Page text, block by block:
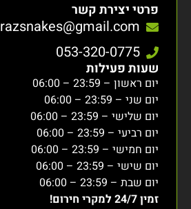
פרטי יצירת קשר
razsnakes@gmail.com
053-320-0775
שעות פעילות
יום ראשון – 23:59 – 06:00
יום שני – 23:59 – 06:00
יום שלישי – 23:59 – 06:00
יום רביעי – 23:59 – 06:00
יום חמישי – 23:59 – 06:00
יום שישי – 23:59 – 06:00
יום שבת – 23:59 – 06:00
זמין 24/7 למקרי חירום!